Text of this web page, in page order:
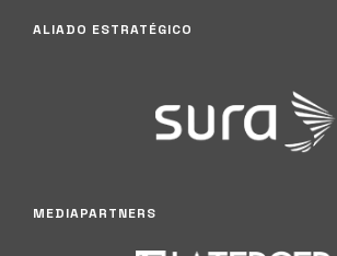
ALIADO ESTRATÉGICO
MEDIAPARTNERS